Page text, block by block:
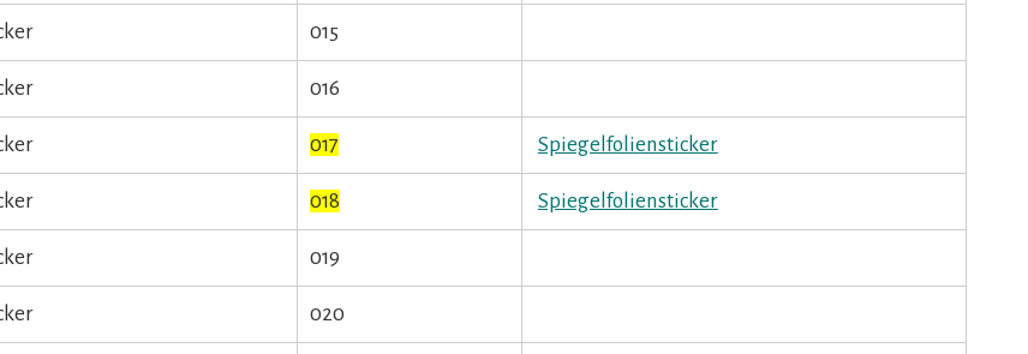
015
016
017 Spiegelfoliensticker
018 Spiegelfoliensticker
019
020